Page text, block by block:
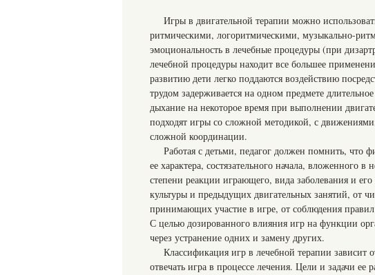
Игры в двигательной терапии можно
ритмическими, логоритмическими, музыкально-
эмоциональность в лечебные процедуры (при
лечебной процедуры находит все большее
развитию дети легко поддаются воздействию
трудом задерживается на одном предмете
дыхание на некоторое время при выполнении
подходят игры со сложной методикой, с
сложной координации.
Работая с детьми, педагог должен помнить, что
ее характера, состязательного начала, вложенного
степени реакции играющего, вида заболевания и
культуры и предыдущих двигательных занятий, от
принимающих участие в игре, от соблюдения
С целью дозированного влияния игр на функции
через устранение одних и замену других.
Классификация игр в лечебной терапии
отвечать игра в процессе лечения. Цели и задачи